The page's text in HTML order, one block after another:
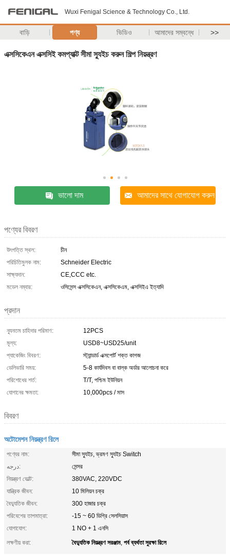
Wuxi Fenigal Science & Technology Co., Ltd.
বাড়ি পণ্য ভিডিও আমাদের সম্বন্ধে >>
এক্সসিকেএন এক্সসিই কমপ্যাক্ট সীমা স্যুইচ করুন শিল্প নিয়ন্ত্রণ
ভালো দাম আমাদের সাথে যোগাযোগ করুন
পণ্যের বিবরণ
উৎপত্তি স্থল:
চীন
পরিচিতিমুলক নাম:
Schneider Electric
সাক্ষ্যদান:
CE,CCC etc.
মডেল নম্বার:
ওসিসেন্স এক্সসিকেএন, এক্সসিকেএম, এক্সসিইএ ইত্যাদি
প্রদান
ন্যূনতম চাহিদার পরিমাণ:
12PCS
মূল্য:
USD8~USD25/unit
প্যাকেজিং বিবরণ:
স্ট্যান্ডার্ড এক্সপোর্ট শক্ত কাগজ
ডেলিভারি সময়:
5-8 কার্যদিবস বা বাল্ক অর্ডার আলোচনা করে
পরিশোধের শর্ত:
T/T, পশ্চিম ইউনিয়ন
যোগানের ক্ষমতা:
10,000pcs / মাস
বিবরণ
অটোমেশন নিয়ন্ত্রণ রিলে
পণ্যের নাম:
সীমা স্যুইচ, ভ্রমণ স্যুইচ Switch
درجه:
সেন্সর
নিয়ন্ত্রণ ভোল্ট:
380VAC, 220VDC
যান্ত্রিক জীবন:
10 মিলিয়ন চক্র
বৈদ্যুতিক জীবন:
300 হাজার চক্র
পরিবেশের তাপমাত্রা:
-15 ~ 60 ডিগ্রি সেলসিয়াস
যোগাযোগ:
1 NO + 1 এনসি
লক্ষণীয় করা:
বৈদ্যুতিক নিয়ন্ত্রণ সরঞ্জাম, পর্ব ব্যর্থতা সুরক্ষা রিলে